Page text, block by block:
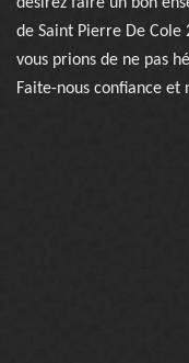
de Saint Pierre De
vous prions de ne pas
Faite-nous confiance et